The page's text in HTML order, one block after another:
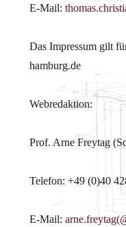
E-Mail:
Das Impressum gilt
hamburg.de
Webredaktion:
Prof. Arne Freytag
Telefon: +49 (0)40
E-Mail: